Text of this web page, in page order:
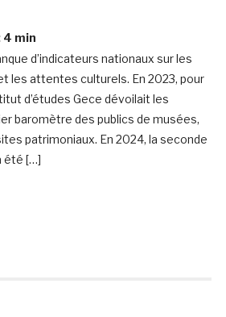
4 min
d’indicateurs nationaux sur les
les attentes culturels. En 2023, pour
d’études Gece dévoilait les
baromètre des publics de musées,
patrimoniaux. En 2024, la seconde
été […]